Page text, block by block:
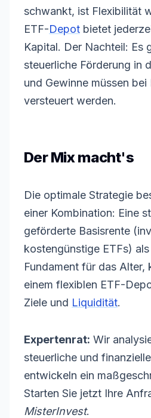
schwankt, ist Flexibilität
ETF-Depot bietet
Kapital. Der Nachteil: Es
steuerliche Förderung in
und Gewinne müssen bei
versteuert werden.
Der Mix macht's
Die optimale Strategie
einer Kombination: Eine
geförderte Basisrente
kostengünstige ETFs)
Fundament für das Alter,
einem flexiblen ETF-
Ziele und Liquidität.
Expertenrat: Wir
steuerliche und
entwickeln ein
Starten Sie jetzt Ihre
MisterInvest.